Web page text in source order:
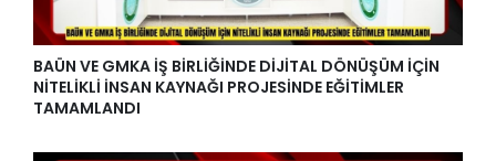
BAÜN VE GMKA İŞ BİRLİĞİNDE DİJİTAL DÖNÜŞÜM İÇİN
NİTELİKLİ İNSAN KAYNAĞI PROJESİNDE EĞİTİMLER
TAMAMLANDI